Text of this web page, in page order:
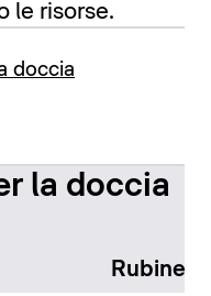
le risorse.
doccia
la doccia